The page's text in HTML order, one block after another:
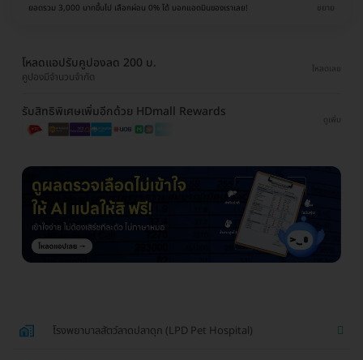
ยอดรวม 3,000 บาทขึ้นไป เลือกผ่อน 0% ได้ บอกแอดมินของเราเลย! ขยาย
โหลดแอปรับคูปองลด 200 บ.
คูปองมีจำนวนจำกัด
โหลดเลย
รับสิทธิพิเศษเพิ่มอีกด้วย HDmall Rewards
ดูเพิ่ม
โรงพยาบาลสัตว์ลาดปลาดุก (LPD Pet Hospital)